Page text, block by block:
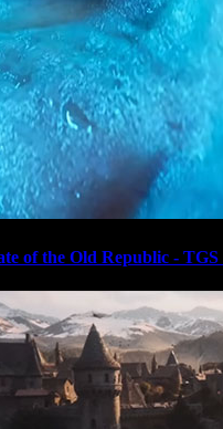
of the Old Republic - TGS